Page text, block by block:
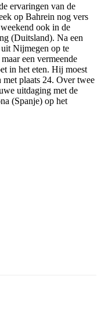
ervaringen van de
op Bahrein nog vers
ook in de
(Duitsland). Na een
Nijmegen op te
een vermeende
in het eten. Hij moest
plaats 24. Over twee
uitdaging met de
(Spanje) op het